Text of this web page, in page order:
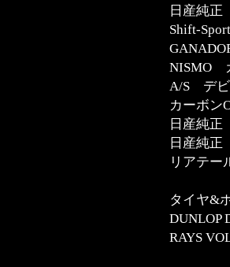
日産純
Shift-
NISMO
A/S デビ
カーボン
日産純
日産純
リアテ
タイヤ&
RAYS